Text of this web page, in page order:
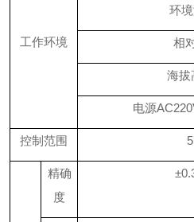
工作环境
环
相
海拔
电源AC220
控制范围 5
精确
度
±